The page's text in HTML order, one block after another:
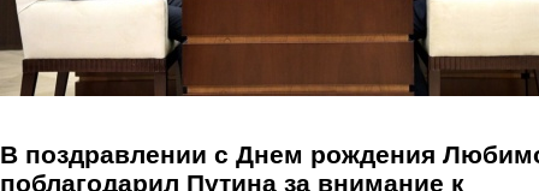
В поздравлении с Днем рождения
поблагодарил Путина за внимание к